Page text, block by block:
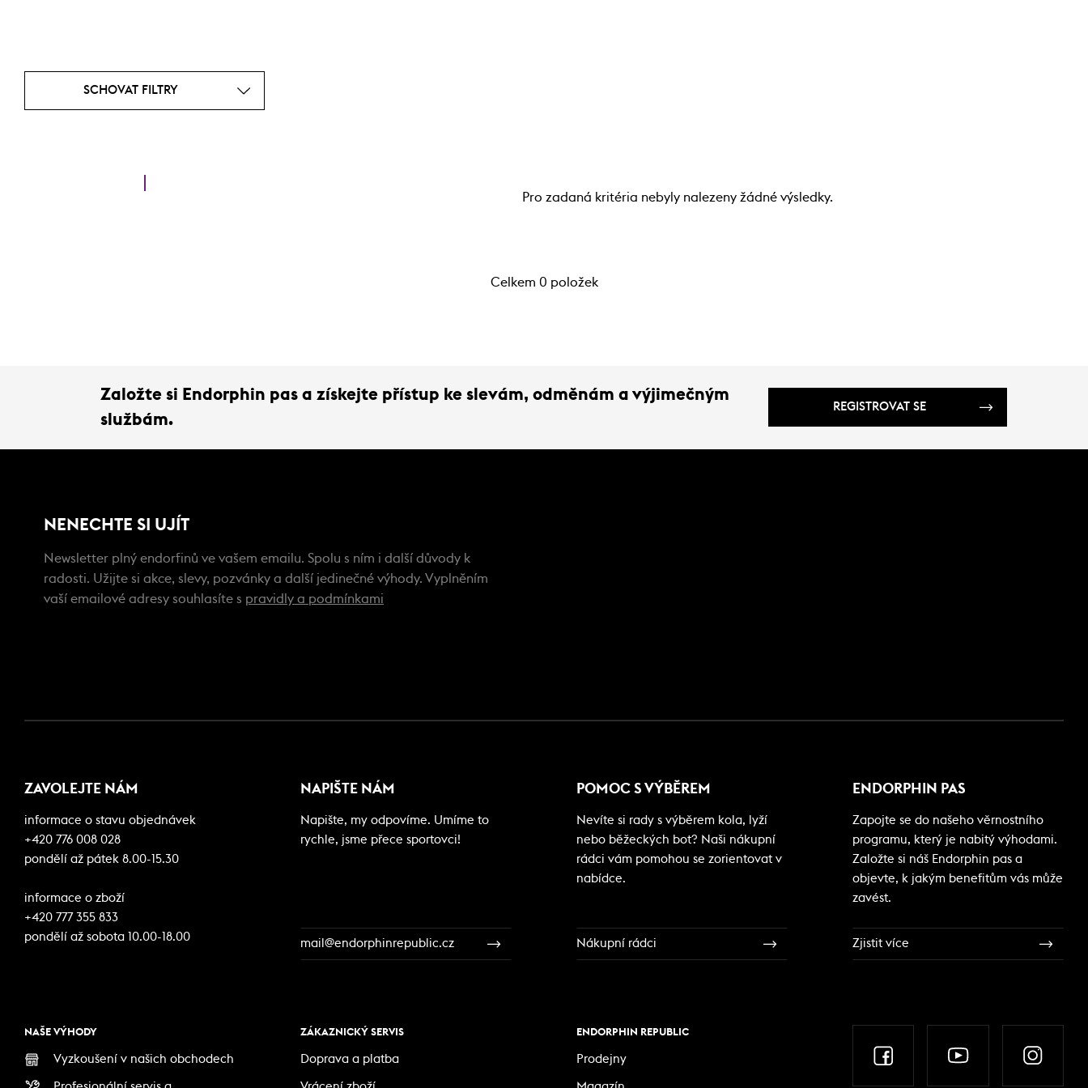
SCHOVAT FILTRY
Pro zadaná kritéria nebyly nalezeny žádné výsledky.
Celkem 0 položek
Založte si Endorphin pas a získejte přístup ke slevám, odměnám a výjimečným
službám.
REGISTROVAT SE
NENECHTE SI UJÍT
Newsletter plný endorfinů ve vašem emailu. Spolu s ním i další důvody k
radosti. Užijte si akce, slevy, pozvánky a další jedinečné výhody. Vyplněním
vaší emailové adresy souhlasíte s pravidly a podmínkami
ZAVOLEJTE NÁM
informace o stavu objednávek
+420 776 008 028
pondělí až pátek 8.00-15.30
informace o zboží
+420 777 355 833
pondělí až sobota 10.00-18.00
NAPIŠTE NÁM
Napište, my odpovíme. Umíme to
rychle, jsme přece sportovci!
mail@endorphinrepublic.cz
POMOC S VÝBĚREM
Nevíte si rady s výběrem kola, lyží
nebo běžeckých bot? Naši nákupní
rádci vám pomohou se zorientovat v
nabídce.
Nákupní rádci
ENDORPHIN PAS
Zapojte se do našeho věrnostního
programu, který je nabitý výhodami.
Založte si náš Endorphin pas a
objevte, k jakým benefitům vás může
zavést.
Zjistit více
NAŠE VÝHODY
Vyzkoušení v našich obchodech
ZÁKAZNICKÝ SERVIS
Doprava a platba
ENDORPHIN REPUBLIC
Prodejny